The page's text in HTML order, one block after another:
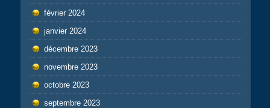
février 2024
janvier 2024
décembre 2023
novembre 2023
octobre 2023
septembre 2023